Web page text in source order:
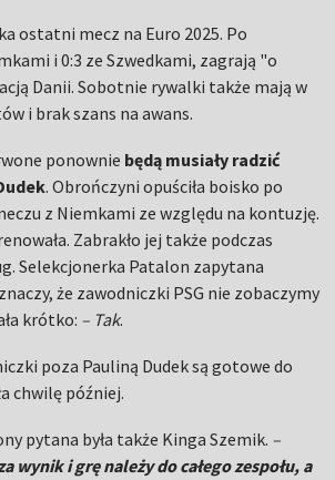
ostatni mecz na Euro 2025. Po
i 0:3 ze Szwedkami, zagrają "o
Danii. Sobotnie rywalki także mają w
i brak szans na awans.
ponownie będą musiały radzić
. Obrończyni opuściła boisko po
z Niemkami ze względu na kontuzję.
Zabrakło jej także podczas
Selekcjonerka Patalon zapytana
że zawodniczki PSG nie zobaczymy
krótko: – Tak.
poza Pauliną Dudek są gotowe do
chwilę później.
pytana była także Kinga Szemik. –
wynik i grę należy do całego zespołu, a